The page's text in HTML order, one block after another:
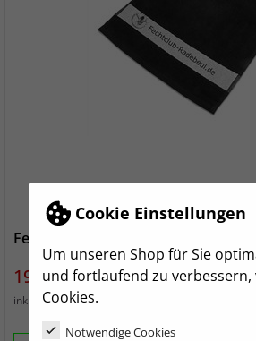
Cookie Einstellungen
Um unseren Shop für Sie
und fortlaufend zu
Cookies.
Notwendige Cookies
Fechtclub Radebeul Handtuch
Preis
19,99 €
inkl. MwSt. zzgl. Versand